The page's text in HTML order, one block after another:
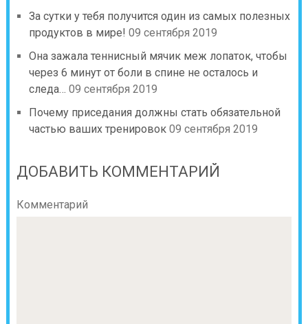
За сутки у тебя получится один из самых полезных
продуктов в мире! 09 сентября 2019
Она зажала теннисный мячик меж лопаток, чтобы
через 6 минут от боли в спине не осталось и
следа… 09 сентября 2019
Почему приседания должны стать обязательной
частью ваших тренировок 09 сентября 2019
ДОБАВИТЬ КОММЕНТАРИЙ
Комментарий